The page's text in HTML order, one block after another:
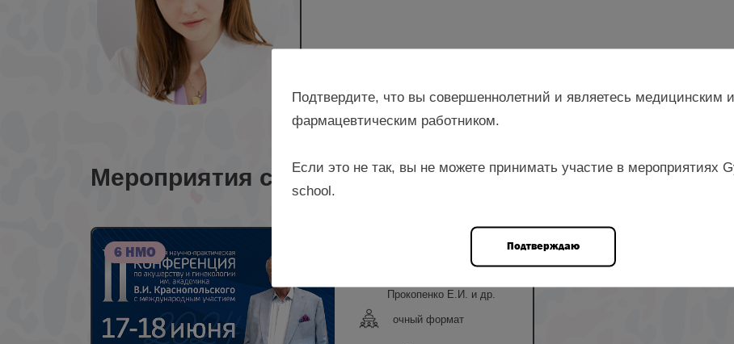
Мероприятия с лектором
6 НМО
Прокопенко Е.И. и др.
очный формат
Подтвердите, что вы совершеннолетний и являетесь медицинским
фармацевтическим работником.
Если это не так, вы не можете принимать участие в мероприятиях
school.
Подтверждаю